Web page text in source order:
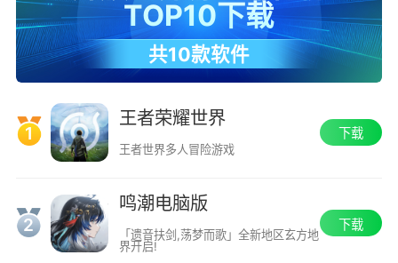
TOP10下载
共10款软件
1
王者荣耀世界
王者世界多人冒险游戏
下载
2
鸣潮电脑版
「遗音扶剑,荡梦而歌」全新地区玄方地
界开启!
下载